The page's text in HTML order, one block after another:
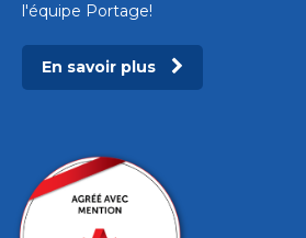
l'équipe Portage!
En savoir plus